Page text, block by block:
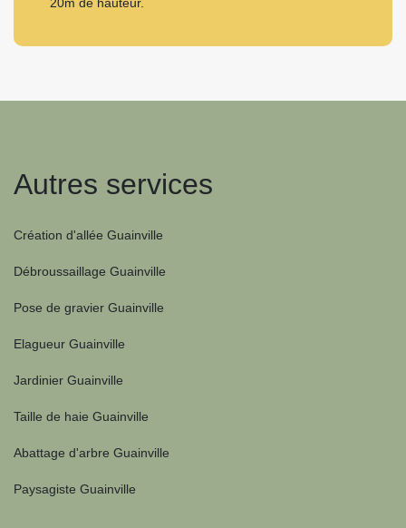
Autres services
Création d'allée Guainville
Débroussaillage Guainville
Pose de gravier Guainville
Elagueur Guainville
Jardinier Guainville
Taille de haie Guainville
Abattage d'arbre Guainville
Paysagiste Guainville